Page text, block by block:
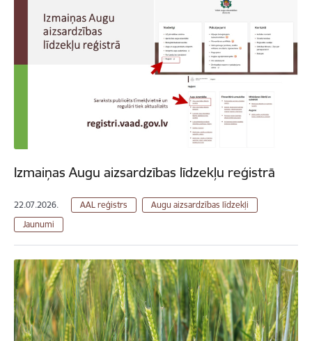
Izmaiņas Augu aizsardzības līdzekļu reģistrā
22.07.2026. AAL reģistrs
Augu aizsardzības līdzekļi
Jaunumi